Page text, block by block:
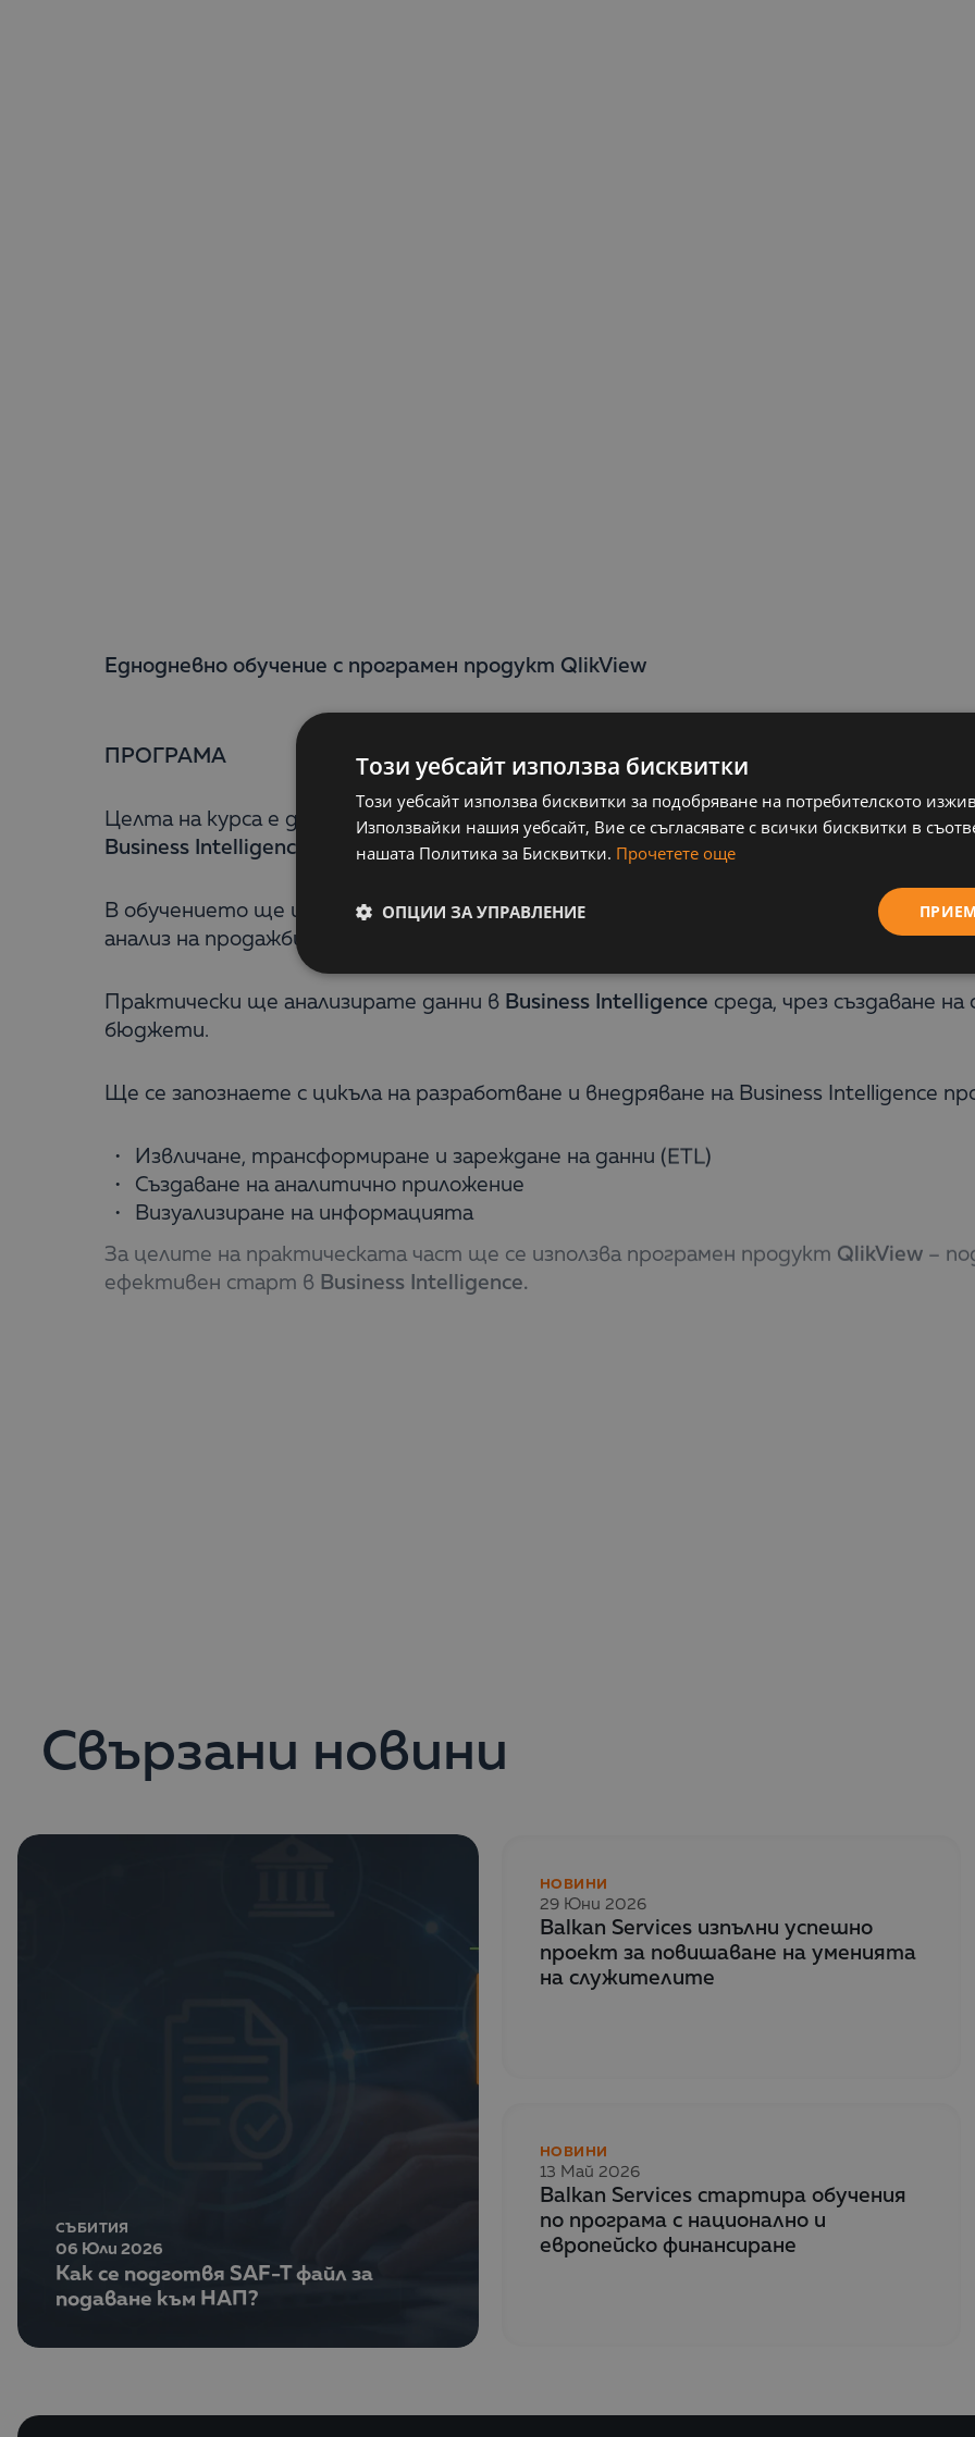
Еднодневно обучение с програмен продукт QlikView
ПРОГРАМА
Целта на курса е да Ви запознае с основните групи проблеми и съответно
Business Intelligence
В обучението ще имате възможност да визуализирате примерни крайни
анализ на продажбите, ефективност на персонала, маркетинг активности,
Практически ще анализирате данни в Business Intelligence среда, чрез създаване
бюджети.
Ще се запознаете с цикъла на разработване и внедряване на Business Intelligence
Извличане, трансформиране и зареждане на данни (ETL)
Създаване на аналитично приложение
Визуализиране на информацията
За целите на практическата част ще се използва програмен продукт
QlikView
–
ефективен старт в Business Intelligence.
Свързани новини
СЪБИТИЯ
06 Юли 2026
Как се подготвя SAF-T файл за
подаване към НАП?
НОВИНИ
29 Юни 2026
Balkan Services изпълни успешно
проект за повишаване на уменията
на служителите
НОВИНИ
13 Май 2026
Balkan Services стартира обучения
по програма с национално и
европейско финансиране
Този уебсайт използва бисквитки
Този уебсайт използва бисквитки за подобряване на потребителското
Използвайки нашия уебсайт, Вие се съгласявате с всички бисквитки в
нашата Политика за Бисквитки. Прочетете още
ОПЦИИ ЗА УПРАВЛЕНИЕ